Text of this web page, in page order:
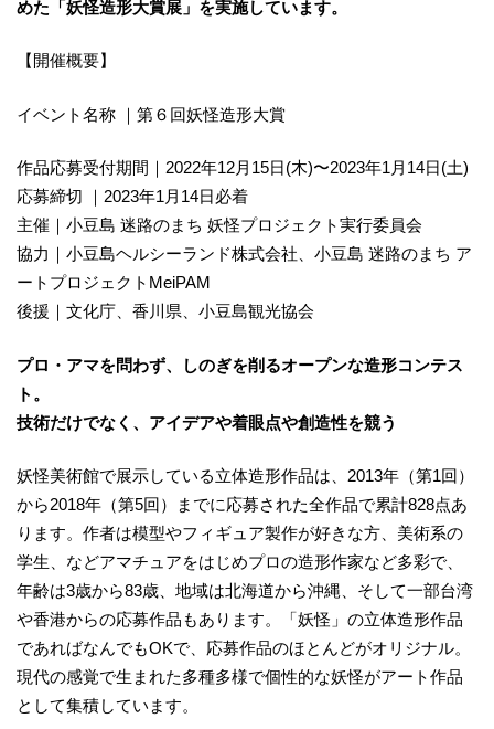
めた「妖怪造形大賞展」を実施しています。
【開催概要】
イベント名称 ｜第６回妖怪造形大賞
作品応募受付期間｜2022年12月15日(木)〜2023年1月14日(土)
応募締切 ｜2023年1月14日必着
主催｜小豆島 迷路のまち 妖怪プロジェクト実行委員会
協力｜小豆島ヘルシーランド株式会社、小豆島 迷路のまち ア
ートプロジェクトMeiPAM
後援｜文化庁、香川県、小豆島観光協会
プロ・アマを問わず、しのぎを削るオープンな造形コンテス
ト。
技術だけでなく、アイデアや着眼点や創造性を競う
妖怪美術館で展示している立体造形作品は、2013年（第1回）
から2018年（第5回）までに応募された全作品で累計828点あ
ります。作者は模型やフィギュア製作が好きな方、美術系の
学生、などアマチュアをはじめプロの造形作家など多彩で、
年齢は3歳から83歳、地域は北海道から沖縄、そして一部台湾
や香港からの応募作品もあります。「妖怪」の立体造形作品
であればなんでもOKで、応募作品のほとんどがオリジナル。
現代の感覚で生まれた多種多様で個性的な妖怪がアート作品
として集積しています。